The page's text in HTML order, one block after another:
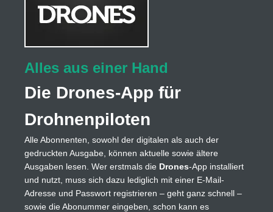
Alles aus einer Hand
Die Drones-App für
Drohnenpiloten
Alle Abonnenten, sowohl der digitalen als auch der
gedruckten Ausgabe, können aktuelle sowie ältere
Ausgaben lesen. Wer erstmals die Drones-App installiert
und nutzt, muss sich dazu lediglich mit einer E-Mail-
Adresse und Passwort registrieren – geht ganz schnell –
sowie die Abonummer eingeben, schon kann es